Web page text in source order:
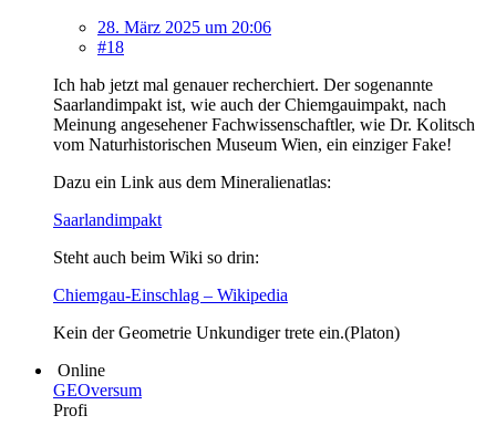
28. März 2025 um 20:06
#18
Ich hab jetzt mal genauer recherchiert. Der sogenannte
Saarlandimpakt ist, wie auch der Chiemgauimpakt, nach
Meinung angesehener Fachwissenschaftler, wie Dr. Kolitsch
vom Naturhistorischen Museum Wien, ein einziger Fake!
Dazu ein Link aus dem Mineralienatlas:
Saarlandimpakt
Steht auch beim Wiki so drin:
Chiemgau-Einschlag – Wikipedia
Kein der Geometrie Unkundiger trete ein.(Platon)
Online
GEOversum
Profi